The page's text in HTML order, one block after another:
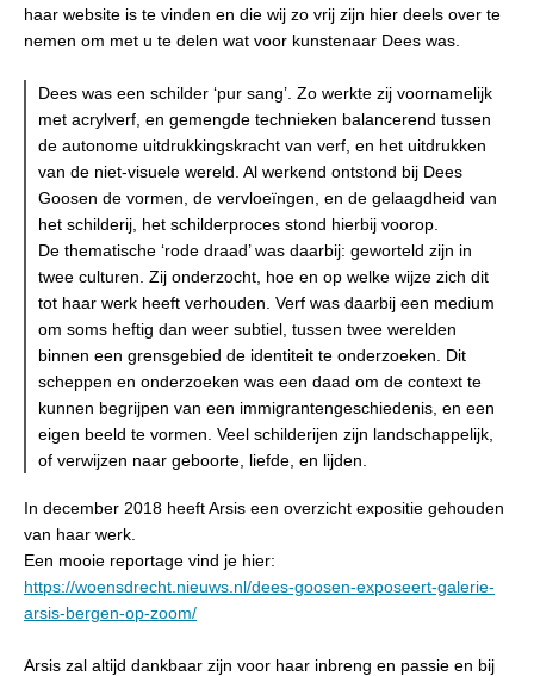
haar website is te vinden en die wij zo vrij zijn hier deels over te
nemen om met u te delen wat voor kunstenaar Dees was.
Dees was een schilder ‘pur sang’. Zo werkte zij voornamelijk
met acrylverf, en gemengde technieken balancerend tussen
de autonome uitdrukkingskracht van verf, en het uitdrukken
van de niet-visuele wereld. Al werkend ontstond bij Dees
Goosen de vormen, de vervloeïngen, en de gelaagdheid van
het schilderij, het schilderproces stond hierbij voorop.
De thematische ‘rode draad’ was daarbij: geworteld zijn in
twee culturen. Zij onderzocht, hoe en op welke wijze zich dit
tot haar werk heeft verhouden. Verf was daarbij een medium
om soms heftig dan weer subtiel, tussen twee werelden
binnen een grensgebied de identiteit te onderzoeken. Dit
scheppen en onderzoeken was een daad om de context te
kunnen begrijpen van een immigrantengeschiedenis, en een
eigen beeld te vormen. Veel schilderijen zijn landschappelijk,
of verwijzen naar geboorte, liefde, en lijden.
In december 2018 heeft Arsis een overzicht expositie gehouden
van haar werk.
Een mooie reportage vind je hier:
https://woensdrecht.nieuws.nl/dees-goosen-exposeert-galerie-
arsis-bergen-op-zoom/
Arsis zal altijd dankbaar zijn voor haar inbreng en passie en bij